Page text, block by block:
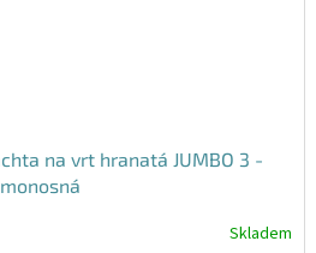
na vrt hranatá JUMBO 3 -
Skladem